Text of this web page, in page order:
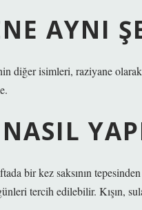
AYNI
diğer isimleri, raziyane
bir kez saksının
tercih edilebilir. Kışın,